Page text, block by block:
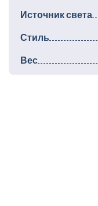
Источник света
Стиль
Вес